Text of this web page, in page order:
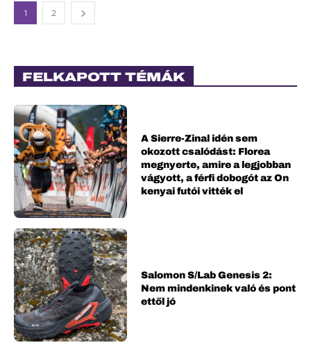
1 2
FELKAPOTT TÉMÁK
A Sierre-Zinal idén sem
okozott csalódást: Florea
megnyerte, amire a legjobban
vágyott, a férfi dobogót az On
kenyai futói vitték el
Salomon S/Lab Genesis 2:
Nem mindenkinek való és pont
ettől jó